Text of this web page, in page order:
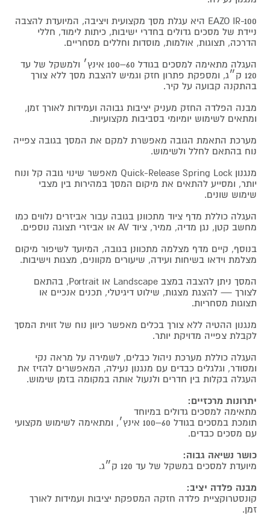
EAZO IR-100 היא עגלת מסך מקצועית ויציבה, המיועדת להצבה
ניידת של מסכים גדולים בחדרי ישיבות, כיתות לימוד, חללי
הדרכה, תצוגות, אולמות, מוסדות וחללים מסחריים.
העגלה מתאימה למסכים בגודל 60–100 אינץ׳ ולמשקל של עד
120 ק״ג, ומספקת פתרון חזק וגמיש להצבת מסך ללא צורך
בהתקנה קבועה על קיר.
מבנה הפלדה החזק מעניק יציבות גבוהה ועמידות לאורך זמן,
ומתאים לשימוש יומיומי בסביבות מקצועיות.
מערכת התאמת הגובה מאפשרת למקם את המסך בגובה צפייה
נוח בהתאם לחלל ולשימוש.
מנגנון Quick-Release Spring Lock מאפשר שינוי גובה קל ונוח
יותר, ומסייע להתאים את מיקום המסך במהירות בין מצבי
שימוש שונים.
העגלה כוללת מדף ציוד מתכוונן בגובה עבור אביזרים נלווים כמו
מחשב קטן, נגן מדיה, ממיר, ציוד AV או אביזרי תצוגה נוספים.
בנוסף, קיים מדף מצלמה מתכוונן בגובה, המיועד לשיפור מיקום
מצלמת וידאו בשיחות ועידה, שיעורים מקוונים, מצגות וישיבות.
המסך ניתן להצבה במצב Landscape או Portrait, בהתאם
לצורך — להצגת מצגות, שילוט דיגיטלי, תכנים אנכיים או
תצוגות מסחריות.
מנגנון ההטיה ללא צורך בכלים מאפשר כיוון נוח של זווית המסך
לקבלת צפייה מדויקת יותר.
העגלה כוללת מערכת ניהול כבלים, לשמירה על מראה נקי
ומסודר, וגלגלים כבדים עם מנגנון נעילה, המאפשרים להזיז את
העגלה בקלות בין חדרים ולנעול אותה במקומה בזמן שימוש.
יתרונות מרכזיים:
מתאימה למסכים גדולים במיוחד
תומכת במסכים בגודל 60–100 אינץ׳, ומתאימה לשימוש מקצועי
עם מסכים כבדים.
כושר נשיאה גבוה:
מיועדת למסכים במשקל של עד 120 ק״ג.
מבנה פלדה יציב:
קונסטרוקציית פלדה חזקה המספקת יציבות ועמידות לאורך
זמן.